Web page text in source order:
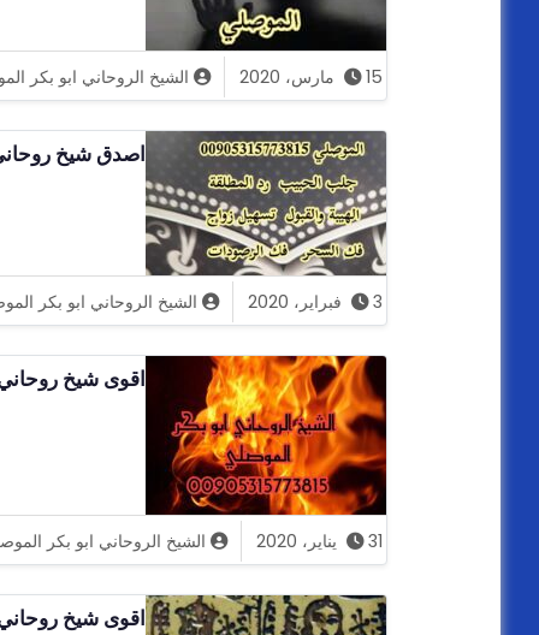
15 مارس، 2020 الشيخ الروحاني ابو بكر
اصدق شيخ
3 فبراير، 2020 الشيخ الروحاني ابو بكر
اقوى شيخ
31 يناير، 2020 الشيخ الروحاني ابو بكر
اقوى شيخ